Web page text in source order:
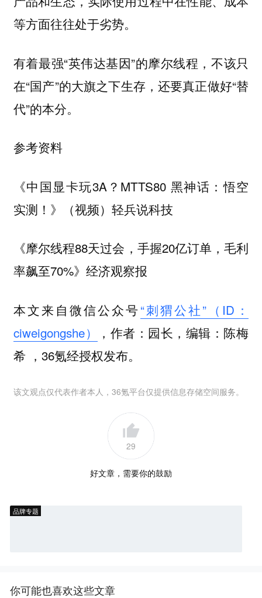
等方面往往处于劣势。
有着最强“英伟达基因”的摩尔线程，不该只
在“国产”的大旗之下生存，还要真正做好“替
代”的本分。
参考资料
《中国显卡玩3A？MTTS80 黑神话：悟空
实测！》（视频）轻兵说科技
《摩尔线程88天过会，手握20亿订单，毛利
率飙至70%》经济观察报
本文来自微信公众号“刺猬公社”（ID：
ciweigongshe）
，作者：园长，编辑：陈梅
希 ，36氪经授权发布。
该文观点仅代表作者本人，36氪平台仅提供信息存储空间服务。
29
好文章，需要你的鼓励
品牌专题
你可能也喜欢这些文章